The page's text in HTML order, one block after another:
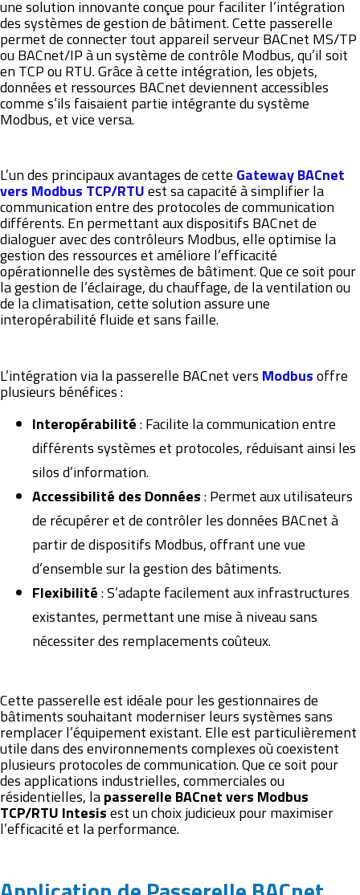
une solution innovante conçue pour faciliter l’intégration
des systèmes de gestion de bâtiment. Cette passerelle
permet de connecter tout appareil serveur BACnet MS/TP
ou BACnet/IP à un système de contrôle Modbus, qu’il soit
en TCP ou RTU. Grâce à cette intégration, les objets,
données et ressources BACnet deviennent accessibles
comme s’ils faisaient partie intégrante du système
Modbus, et vice versa.
L’un des principaux avantages de cette GatewayBACnet
vers Modbus TCP/RTUest sa capacité à simplifier la
communication entre des protocoles de communication
différents. En permettant aux dispositifs BACnet de
dialoguer avec des contrôleurs Modbus, elle optimise la
gestion des ressources et améliore l’efficacité
opérationnelle des systèmes de bâtiment. Que ce soit pour
la gestion de l’éclairage, du chauffage, de la ventilation ou
de la climatisation, cette solution assure une
interopérabilité fluide et sans faille.
L’intégration via la passerelle BACnet vers Modbusoffre
plusieurs bénéfices :
Interopérabilité: Facilite la communication entre
différents systèmes et protocoles, réduisant ainsi les
silos d’information.
Accessibilité des Données: Permet aux utilisateurs
de récupérer et de contrôler les données BACnet à
partir de dispositifs Modbus, offrant une vue
d’ensemble sur la gestion des bâtiments.
Flexibilité: S’adapte facilement aux infrastructures
existantes, permettant une mise à niveau sans
nécessiter des remplacements coûteux.
Cette passerelle est idéale pour les gestionnaires de
bâtiments souhaitant moderniser leurs systèmes sans
remplacer l’équipement existant. Elle est particulièrement
utile dans des environnements complexes où coexistent
plusieurs protocoles de communication. Que ce soit pour
des applications industrielles, commerciales ou
résidentielles, lapasserelle BACnet vers Modbus
TCP/RTU Intesisest un choix judicieux pour maximiser
l’efficacité et la performance.